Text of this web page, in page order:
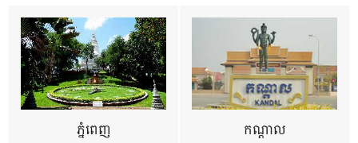
ភ្នំពេញ កណ្តាល